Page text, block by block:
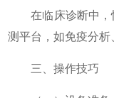
在临床诊断中，快
测平台，如免疫分
三、操作技巧